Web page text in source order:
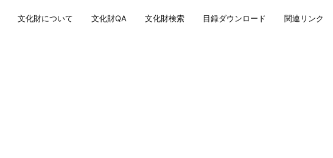
文化財について 文化財QA 文化財検索 目録ダウンロード 関連リンク